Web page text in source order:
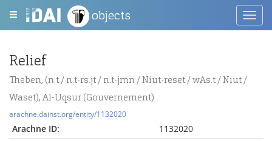
objects
Relief
Theben, (n.t / n.t-rs.jt / n.t-jmn / Niut-reset / wAs.t / Niut /
Waset), Al-Uqsur (Gouvernement)
arachne.dainst.org/entity/1132020
Arachne ID:
1132020